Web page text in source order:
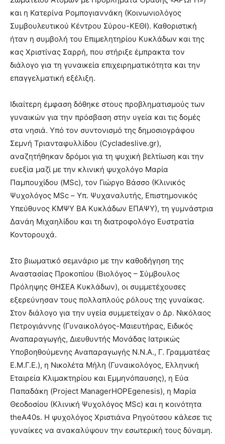
και η Κατερίνα Ρομπογιαννάκη (Κοινωνιολόγος
Συμβουλευτικού Κέντρου Σύρου-ΚΕΘΙ). Καθοριστική
ήταν η συμβολή του Επιμελητηρίου Κυκλάδων και της
κας Χριστίνας Σαρρή, που στήριξε έμπρακτα τον
διάλογο για τη γυναικεία επιχειρηματικότητα και την
επαγγελματική εξέλιξη.
Ιδιαίτερη έμφαση δόθηκε στους προβληματισμούς των
γυναικών για την πρόσβαση στην υγεία και τις δομές
στα νησιά. Υπό τον συντονισμό της δημοσιογράφου
Σεμνή Τριανταφυλλίδου (Cycladeslive.gr),
αναζητήθηκαν δρόμοι για τη ψυχική βελτίωση και την
ευεξία μαζί με την κλινική ψυχολόγο Μαρία
Παμπουχίδου (MSc), τον Γιώργο Βάσσο (Κλινικός
Ψυχολόγος MSc – Υπ. Ψυχαναλυτής, Επιστημονικός
Υπεύθυνος ΚΜΨΥ ΒΑ Κυκλάδων ΕΠΑΨΥ), τη γυμνάστρια
Δανάη Μιχαηλίδου και τη διατροφολόγο Ευστρατία
Κοντορουχά.
Στο βιωματικό σεμινάριο με την καθοδήγηση της
Αναστασίας Προκοπίου (Βιολόγος – Σύμβουλος
Πρόληψης ΘΗΣΕΑ Κυκλάδων), οι συμμετέχουσες
εξερεύνησαν τους πολλαπλούς ρόλους της γυναίκας.
Στον διάλογο για την υγεία συμμετείχαν ο Δρ. Νικόλαος
Πετρογιάννης (Γυναικολόγος-Μαιευτήρας, Ειδικός
Αναπαραγωγής, Διευθυντής Μονάδας Ιατρικώς
Υποβοηθούμενης Αναπαραγωγής Ν.Ν.Α., Γ. Γραμματέας
Ε.Μ.Γ.Ε.), η Νικολέτα Μήλη (Γυναικολόγος, Ελληνική
Εταιρεία Κλιμακτηρίου και Εμμηνόπαυσης), η Εύα
Παπαδάκη (Project ManagerHOPEgenesis), η Μαρία
Θεοδοσίου (Κλινική Ψυχολόγος MSc) και η κοινότητα
theA40s. Η ψυχολόγος Χριστιάνα Ρηγούτσου κάλεσε τις
γυναίκες να ανακαλύψουν την εσωτερική τους δύναμη.